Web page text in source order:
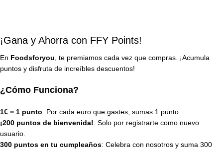
¡Gana y Ahorra con FFY Points!
En Foodsforyou , te premiamos cada vez que compras. ¡Acumula
puntos y disfruta de increíbles descuentos!
¿Cómo Funciona?
1€ = 1 punto: Por cada euro que gastes, sumas 1 punto.
¡200 puntos de bienvenida!: Solo por registrarte como nuevo
usuario.
300 puntos en tu cumpleaños: Celebra con nosotros y suma 300